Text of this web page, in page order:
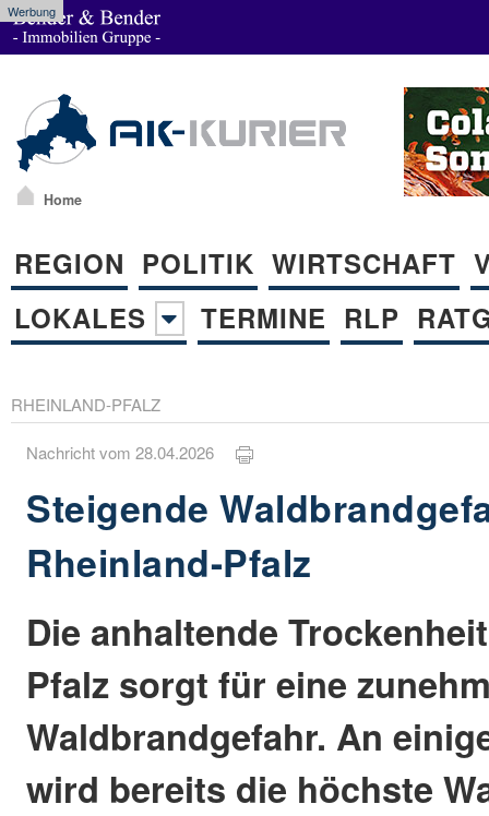
Werbung
Home
REGION POLITIK WIRTSCHAFT
LOKALES
TERMINE RLP
RHEINLAND-PFALZ
Nachricht vom 28.04.2026
Steigende
Rheinland-Pfalz
Die anhaltende
Pfalz sorgt für eine
Waldbrandgefahr. An
wird bereits die höchste